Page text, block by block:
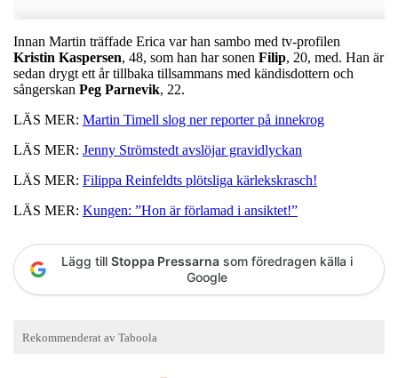
Innan Martin träffade Erica var han sambo med tv-profilen
Kristin Kaspersen, 48, som han har sonen Filip, 20, med. Han är
sedan drygt ett år tillbaka tillsammans med kändisdottern och
sångerskan Peg Parnevik, 22.
LÄS MER: Martin Timell slog ner reporter på innekrog
LÄS MER: Jenny Strömstedt avslöjar gravidlyckan
LÄS MER: Filippa Reinfeldts plötsliga kärlekskrasch!
LÄS MER: Kungen: ”Hon är förlamad i ansiktet!”
Lägg till Stoppa Pressarna som föredragen källa i
Google